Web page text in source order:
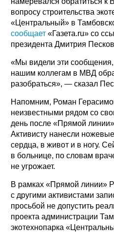
вопросу строительства
«Центральный» в
сообщает «Газета.ru» со
президента Дмитрия
«Мы видели эти
нашим коллегам в МВД
разобраться», — сказал
Напомним, Роман
неизвестными рядом со
день после «Прямой
Активисту нанесли
сердца, в живот и в ногу.
в больнице, по словам
не угрожает.
В рамках «Прямой линии»
с другими активистами
просьбой не допустить
проекта администрации
экотехнопарка